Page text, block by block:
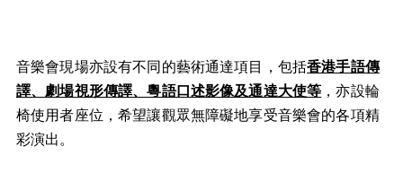
音樂會現場亦設有不同的藝術通達項目，包括香港手語傳
譯、劇場視形傳譯、粵語口述影像及通達大使等 ，亦設輪
椅使用者座位，希望讓觀眾無障礙地享受音樂會的各項精
彩演出。